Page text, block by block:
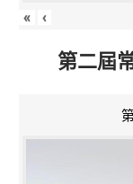
« ‹
第二屆